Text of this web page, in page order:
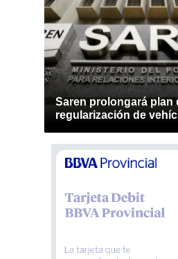
Saren prolongará plan
regularización de